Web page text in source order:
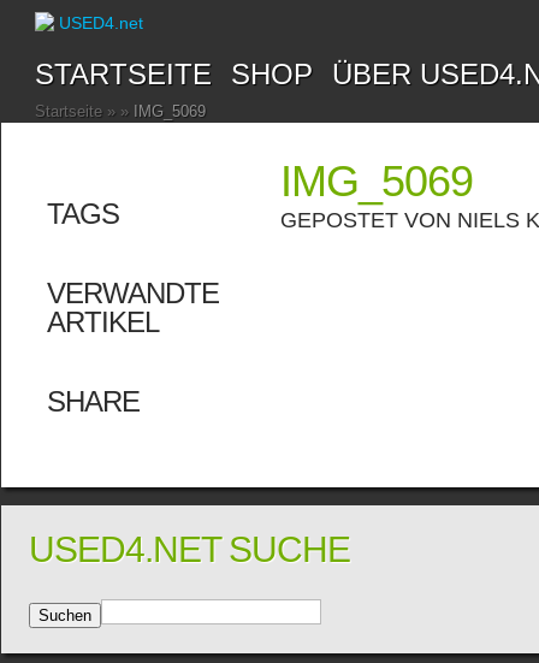
STARTSEITE SHOP ÜBER
Startseite » » IMG_5069
TAGS
VERWANDTE
ARTIKEL
SHARE
IMG_5069
GEPOSTET VON NIELS
USED4.NET SUCHE